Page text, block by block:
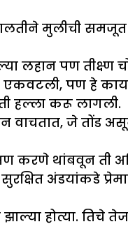
मुलीची
लहान पण तीक्ष्ण
पण हे
हल्ला करू लागली.
वाचतात, जे तोंड
करणे थांबवून
अंडयांकडे
होत्या. तिचे